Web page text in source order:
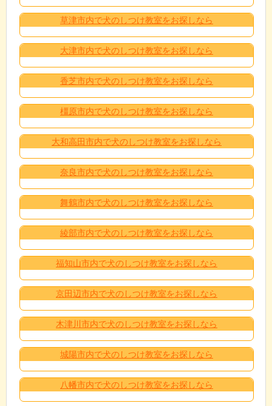
草津市内で犬のしつけ教室をお探しなら
大津市内で犬のしつけ教室をお探しなら
香芝市内で犬のしつけ教室をお探しなら
橿原市内で犬のしつけ教室をお探しなら
大和高田市内で犬のしつけ教室をお探しなら
奈良市内で犬のしつけ教室をお探しなら
舞鶴市内で犬のしつけ教室をお探しなら
綾部市内で犬のしつけ教室をお探しなら
福知山市内で犬のしつけ教室をお探しなら
京田辺市内で犬のしつけ教室をお探しなら
木津川市内で犬のしつけ教室をお探しなら
城陽市内で犬のしつけ教室をお探しなら
八幡市内で犬のしつけ教室をお探しなら